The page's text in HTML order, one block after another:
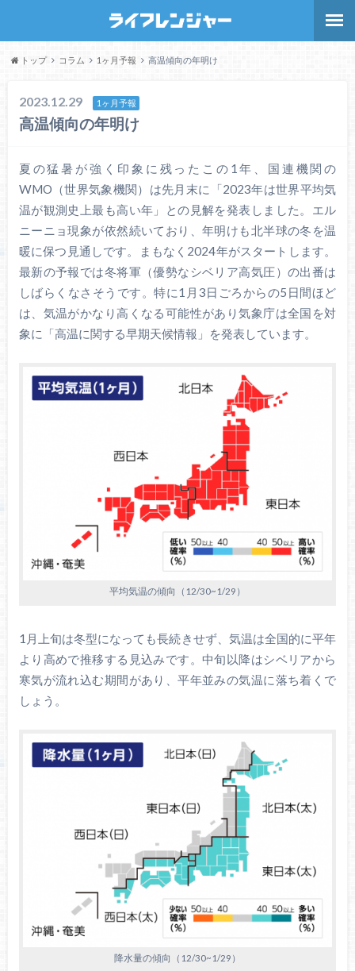
トップ コラム 1ヶ月予報 高温傾向の年明け
2023.12.29 1ヶ月予報
高温傾向の年明け
夏の猛暑が強く印象に残ったこの1年、国連機関の
WMO（世界気象機関）は先月末に「2023年は世界平均気
温が観測史上最も高い年」との見解を発表しました。エル
ニーニョ現象が依然続いており、年明けも北半球の冬を温
暖に保つ見通しです。まもなく2024年がスタートします。
最新の予報では冬将軍（優勢なシベリア高気圧）の出番は
しばらくなさそうです。特に1月3日ごろからの5日間ほど
は、気温がかなり高くなる可能性があり気象庁は全国を対
象に「高温に関する早期天候情報」を発表しています。
平均気温の傾向（12/30~1/29）
1月上旬は冬型になっても長続きせず、気温は全国的に平年
より高めで推移する見込みです。中旬以降はシベリアから
寒気が流れ込む期間があり、平年並みの気温に落ち着くで
しょう。
降水量の傾向（12/30~1/29）